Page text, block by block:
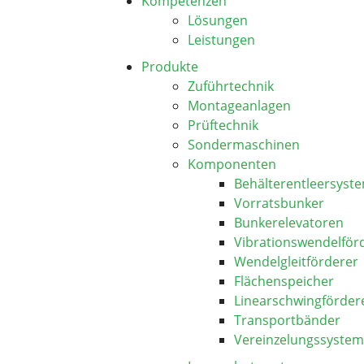
Lösungen
Leistungen
Produkte
Zuführtechnik
Montageanlagen
Prüftechnik
Sondermaschinen
Komponenten
Vorratsbunker
Bunkerelevatoren
Wendelgleitförderer
Flächenspeicher
Transportbänder